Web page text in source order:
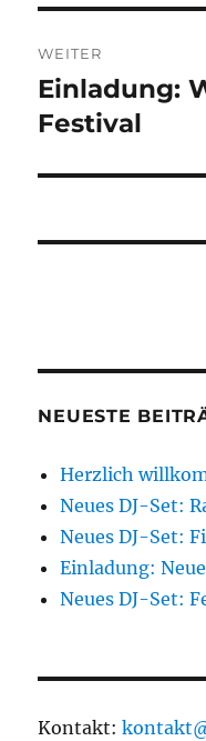
WEITER
Nächster
Beitrag:
Einladung:
Festival
NEUESTE
Herzlich
Neues DJ-Set:
Neues DJ-Set:
Einladung:
Neues DJ-Set:
Kontakt: